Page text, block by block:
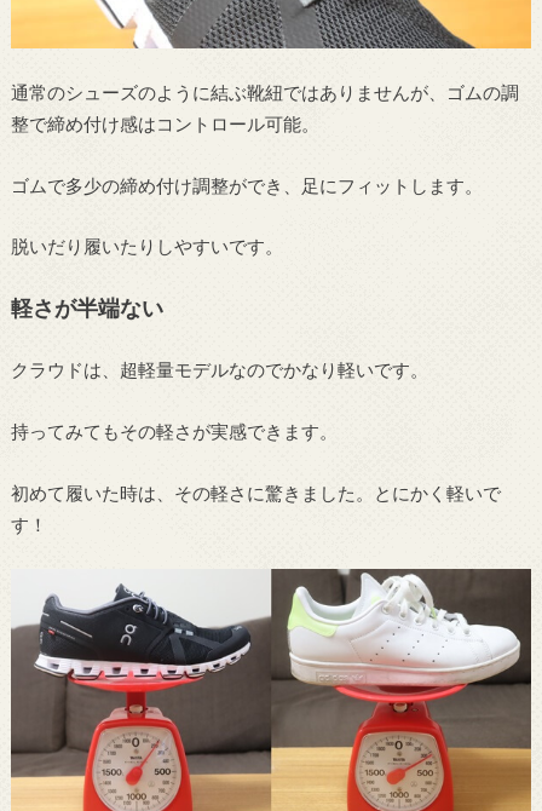
通常のシューズのように結ぶ靴紐ではありませんが、ゴムの調
整で締め付け感はコントロール可能。
ゴムで多少の締め付け調整ができ、足にフィットします。
脱いだり履いたりしやすいです。
軽さが半端ない
クラウドは、超軽量モデルなのでかなり軽いです。
持ってみてもその軽さが実感できます。
初めて履いた時は、その軽さに驚きました。とにかく軽いで
す！